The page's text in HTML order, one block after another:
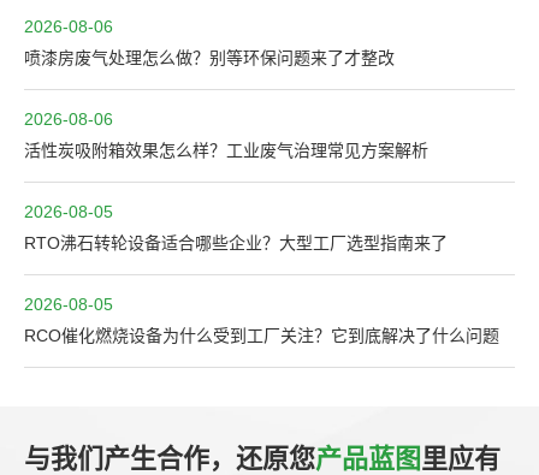
2026-08-06
喷漆房废气处理怎么做？别等环保问题来了才整改
2026-08-06
活性炭吸附箱效果怎么样？工业废气治理常见方案解析
2026-08-05
RTO沸石转轮设备适合哪些企业？大型工厂选型指南来了
2026-08-05
RCO催化燃烧设备为什么受到工厂关注？它到底解决了什么问题
与我们产生合作，还原您产品蓝图里应有